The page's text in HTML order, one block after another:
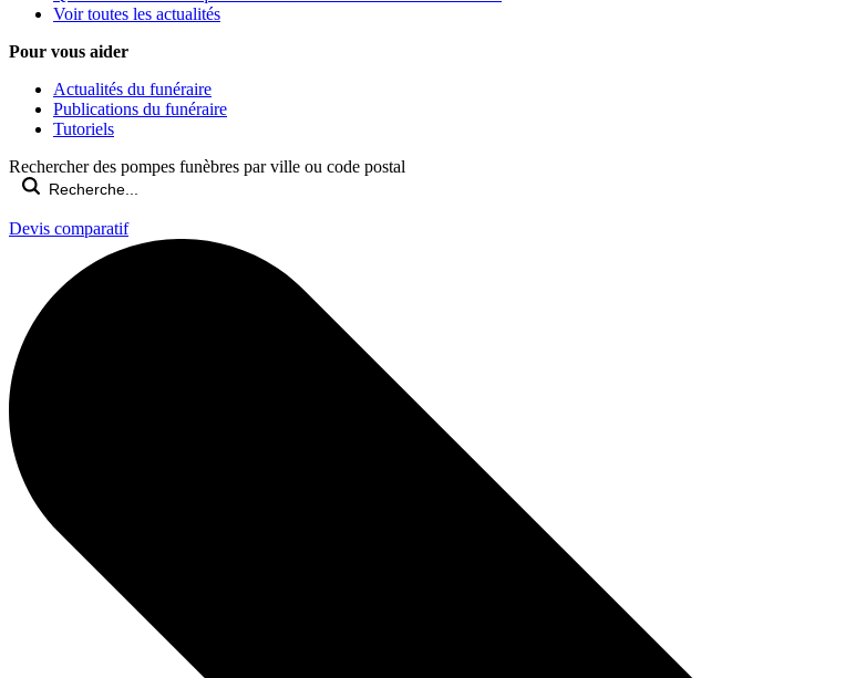
Voir toutes les actualités
Pour vous aider
Actualités du funéraire
Publications du funéraire
Tutoriels
Rechercher des pompes funèbres par ville ou code postal
Devis comparatif